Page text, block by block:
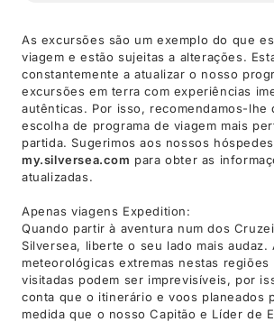
As excursões são um exemplo do que
viagem e estão sujeitas a alterações.
constantemente a atualizar o nosso
excursões em terra com experiências
autênticas. Por isso, recomendamos-lhe
escolha de programa de viagem mais
partida. Sugerimos aos nossos
my.silversea.com para obter as
atualizadas.
Apenas viagens Expedition:
Quando partir à aventura num dos
Silversea, liberte o seu lado mais audaz.
meteorológicas extremas nestas
visitadas podem ser imprevisíveis, por
conta que o itinerário e voos planeados
medida que o nosso Capitão e Líder de